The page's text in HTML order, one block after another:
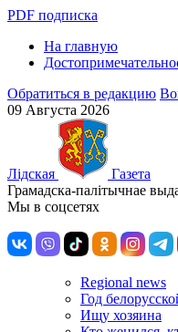
PDF подписка
На главную
Обратиться в редакцию
09 Августа 2026
Лiдская
Газета
Грамадска-палiтычнае
Мы в соцсетях
Regional news
Год
Ищу хозяина